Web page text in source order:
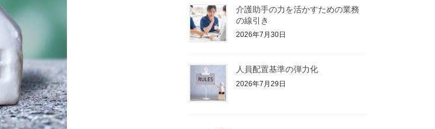
介護助手の力を活かすための業務
の線引き
2026年7月30日
人員配置基準の弾力化
2026年7月29日